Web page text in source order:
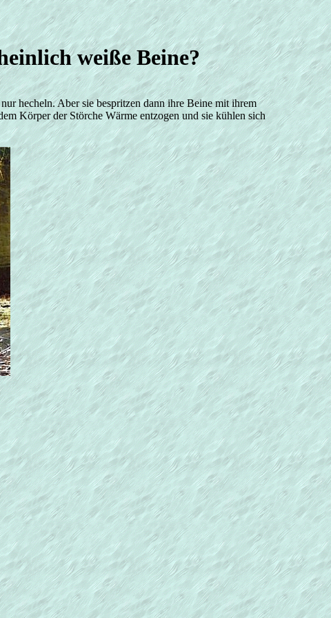
weiße Beine?
hecheln. Aber sie bespritzen dann ihre Beine mit ihrem
Körper der Störche Wärme entzogen und sie kühlen sich